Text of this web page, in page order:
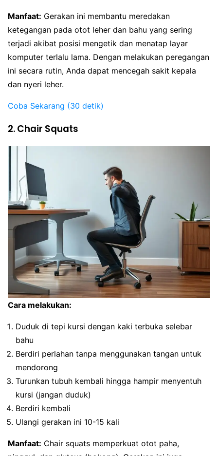
Manfaat: Gerakan ini membantu meredakan
ketegangan pada otot leher dan bahu yang sering
terjadi akibat posisi mengetik dan menatap layar
komputer terlalu lama. Dengan melakukan peregangan
ini secara rutin, Anda dapat mencegah sakit kepala
dan nyeri leher.
Coba Sekarang (30 detik)
2. Chair Squats
Cara melakukan:
Duduk di tepi kursi dengan kaki terbuka selebar
bahu
Berdiri perlahan tanpa menggunakan tangan untuk
mendorong
Turunkan tubuh kembali hingga hampir menyentuh
kursi (jangan duduk)
Berdiri kembali
Ulangi gerakan ini 10-15 kali
Manfaat: Chair squats memperkuat otot paha,